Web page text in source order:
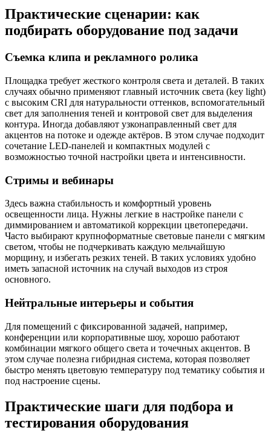
Практические сценарии: как
подбирать оборудование под задачи
Съемка клипа и рекламного ролика
Площадка требует жесткого контроля света и деталей. В таких
случаях обычно применяют главный источник светa (key light)
с высоким CRI для натуральности оттенков, вспомогательный
свет для заполнения теней и контровой свет для выделения
контура. Иногда добавляют узконаправленный свет для
акцентов на потоке и одежде актёров. В этом случае подходит
сочетание LED-панелей и компактных модулей с
возможностью точной настройки цвета и интенсивности.
Стримы и вебинары
Здесь важна стабильность и комфортный уровень
освещенности лица. Нужны легкие в настройке панели с
диммированием и автоматикой коррекции цветопередачи.
Часто выбирают крупноформатные световые панели с мягким
светом, чтобы не подчеркивать каждую мельчайшую
морщину, и избегать резких теней. В таких условиях удобно
иметь запасной источник на случай выходов из строя
основного.
Нейтральные интерьеры и события
Для помещений с фиксированной задачей, например,
конференции или корпоративные шоу, хорошо работают
комбинации мягкого общего света и точечных акцентов. В
этом случае полезна гибридная система, которая позволяет
быстро менять цветовую температуру под тематику события и
под настроение сцены.
Практические шаги для подбора и
тестирования оборудования